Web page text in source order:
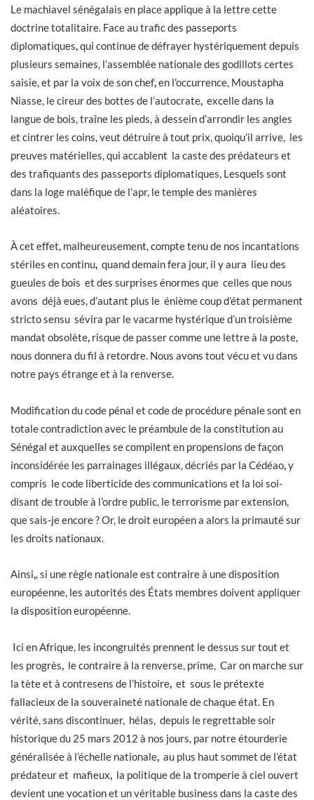
Le machiavel sénégalais en place applique à la lettre cette
doctrine totalitaire. Face au trafic des passeports
diplomatiques,qui continue de défrayer hystériquement depuis
plusieurs semaines, l’assemblée nationale des godillots certes
saisie, et par la voix de son chef,en l’occurrence, Moustapha
Niasse, le cireur des bottes de l’autocrate, excelle dans la
langue de bois, traîne les pieds, à dessein d’arrondir les angles
et cintrer les coins, veut détruire à tout prix, quoiqu’il arrive, les
preuves matérielles, qui accablent la caste des prédateurs et
des trafiquants des passeports diplomatiques, Lesquels sont
dans la loge maléfique de l’apr, le temple des manières
aléatoires.
À cet effet, malheureusement, compte tenu de nos incantations
stériles en continu, quand demain fera jour, il y aura lieu des
gueules de bois et des surprises énormes que celles que nous
avons déjà eues, d’autant plus le énième coup d’état permanent
stricto sensu sévira par le vacarme hystérique d’un troisième
mandat obsolète, risque de passer comme une lettre à la poste,
nous donnera du fil à retordre. Nous avons tout vécu et vu dans
notre pays étrange et à la renverse.
Modification du code pénal et code de procédure pénale sont en
totale contradiction avec le préambule de la constitution au
Sénégal et auxquelles se compilent en propensions de façon
inconsidérée les parrainages illégaux, décriés par la Cédéao,y
compris le code liberticide des communications et la loi soi-
disant de trouble à l’ordre public, le terrorisme par extension,
que sais-je encore ? Or, le droit européen a alors la primauté sur
les droits nationaux.
Ainsi,, si une règle nationale est contraire à une disposition
européenne, les autorités des États membres doivent appliquer
la disposition européenne.
Ici en Afrique, les incongruités prennent le dessus sur tout et
les progrès, le contraire à la renverse, prime, Car on marche sur
la tète et à contresens de l’histoire, et sous le prétexte
fallacieux de la souveraineté nationale de chaque état. En
vérité, sans discontinuer, hélas, depuis le regrettable soir
historique du 25 mars 2012 à nos jours, par notre étourderie
généralisée à l’échelle nationale, au plus haut sommet de l’état
prédateur et mafieux, la politique de la tromperie à ciel ouvert
devient une vocation et un véritable business dans la caste des